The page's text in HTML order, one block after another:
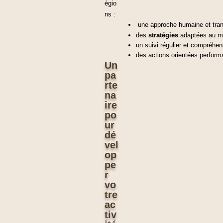
égio
ns :
une approche humaine et
des stratégies adaptées au
un suivi régulier et
des actions orientées
Un
pa
rte
na
ire
po
ur
dé
vel
op
pe
r
vo
tre
ac
tiv